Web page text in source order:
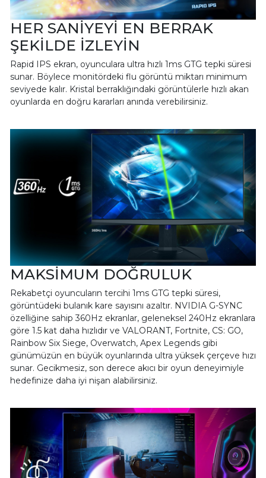
HER SANİYEYİ EN BERRAK
ŞEKİLDE İZLEYİN
Rapid IPS ekran, oyunculara ultra hızlı 1ms GTG tepki süresi
sunar. Böylece monitördeki flu görüntü miktarı minimum
seviyede kalır. Kristal berraklığındaki görüntülerle hızlı akan
oyunlarda en doğru kararları anında verebilirsiniz.
MAKSİMUM DOĞRULUK
Rekabetçi oyuncuların tercihi 1ms GTG tepki süresi,
görüntüdeki bulanık kare sayısını azaltır. NVIDIA G-SYNC
özelliğine sahip 360Hz ekranlar, geleneksel 240Hz ekranlara
göre 1.5 kat daha hızlıdır ve VALORANT, Fortnite, CS: GO,
Rainbow Six Siege, Overwatch, Apex Legends gibi
günümüzün en büyük oyunlarında ultra yüksek çerçeve hızı
sunar. Gecikmesiz, son derece akıcı bir oyun deneyimiyle
hedefinize daha iyi nişan alabilirsiniz.